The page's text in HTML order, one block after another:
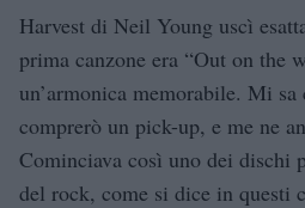
Harvest di Neil Young uscì
prima canzone era “Out on the
un’armonica memorabile. Mi
comprerò un pick-up, e me ne
Cominciava così uno dei dischi
del rock, come si dice in questi